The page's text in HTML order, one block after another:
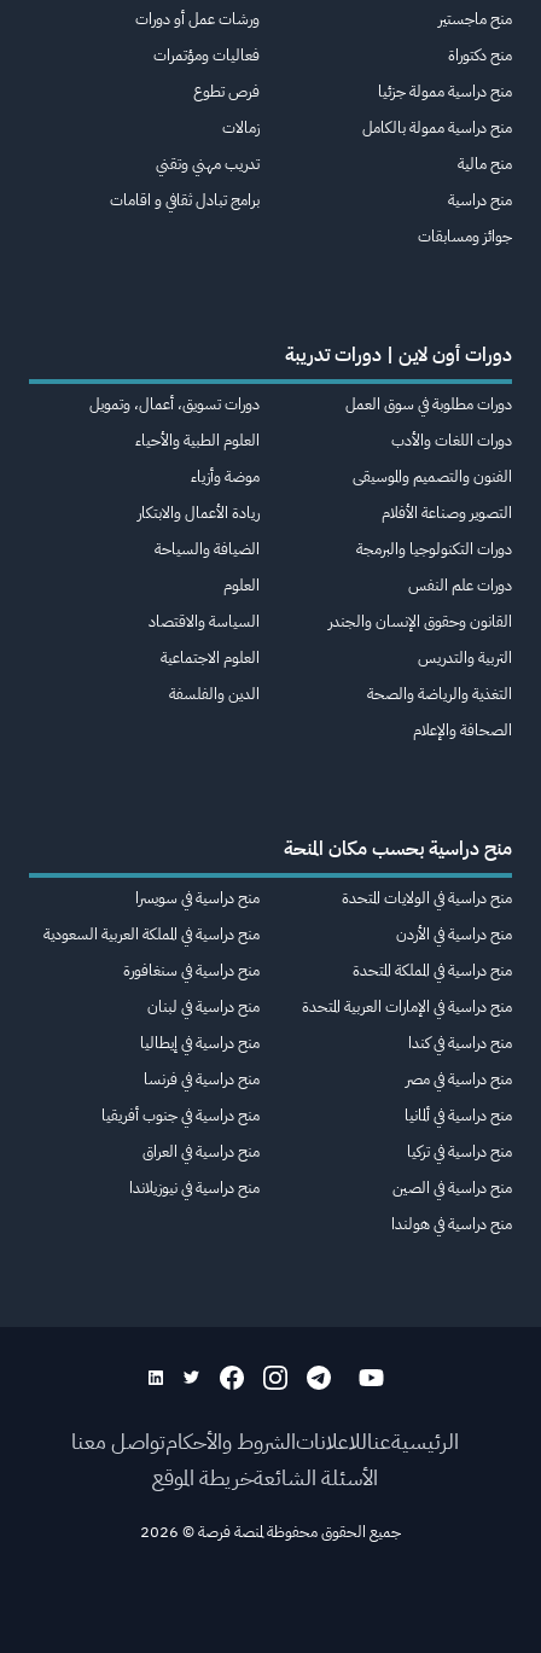
منح ماجستير
منح دكتوراة
منح دراسية ممولة جزئيا
منح دراسية ممولة بالكامل
منح مالية
منح دراسية
جوائز ومسابقات
ورشات عمل أو دورات
فعاليات ومؤتمرات
فرص تطوع
زمالات
تدريب مهني وتقني
برامج تبادل ثقافي و اقامات
دورات أون لاين | دورات تدريبة
دورات مطلوبة في سوق العمل
دورات اللغات والأدب
الفنون والتصميم والموسيقى
التصوير وصناعة الأفلام
دورات التكنولوجيا والبرمجة
دورات علم النفس
القانون وحقوق الإنسان والجندر
التربية والتدريس
التغذية والرياضة والصحة
الصحافة والإعلام
دورات تسويق، أعمال، وتمويل
العلوم الطبية والأحياء
موضة وأزياء
ريادة الأعمال والابتكار
الضيافة والسياحة
العلوم
السياسة والاقتصاد
العلوم الاجتماعية
الدين والفلسفة
منح دراسية بحسب مكان المنحة
منح دراسية في الولايات المتحدة
منح دراسية في الأردن
منح دراسية في المملكة المتحدة
منح دراسية في الإمارات العربية المتحدة
منح دراسية في كندا
منح دراسية في مصر
منح دراسية في ألمانيا
منح دراسية في تركيا
منح دراسية في الصين
منح دراسية في هولندا
منح دراسية في سويسرا
منح دراسية في المملكة العربية السعودية
منح دراسية في سنغافورة
منح دراسية في لبنان
منح دراسية في إيطاليا
منح دراسية في فرنسا
منح دراسية في جنوب أفريقيا
منح دراسية في العراق
منح دراسية في نيوزيلاندا
الرئيسيةعناللاعلاناتالشروط والأحكامتواصل معنا
الأسئلة الشائعةخريطة الموقع
جميع الحقوق محفوظة لمنصة فرصة©
2026